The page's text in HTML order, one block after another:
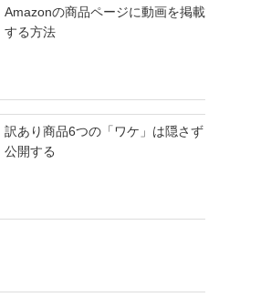
Amazonの商品ページに動画を掲載
する方法
訳あり商品6つの「ワケ」は隠さず
公開する